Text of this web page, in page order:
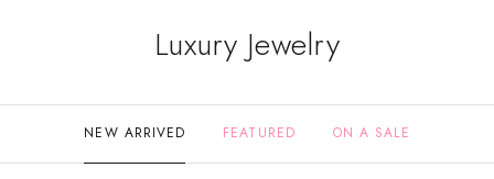
Luxury Jewelry
NEW ARRIVED FEATURED ON A SALE